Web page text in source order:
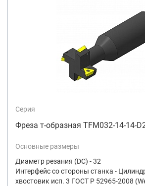
Серия
Фреза т-образная TFM032-14-14-
Основные размеры
Диаметр резания (DC) - 32
Интерфейс со стороны станка -
хвостовик исп. 3 ГОСТ Р 52965-2008